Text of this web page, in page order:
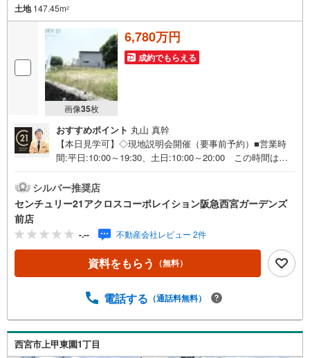
土地147.45m2
画像35枚
6,780万円
成約でもらえる
おすすめポイント 丸山 真幹
【本日見学可】◇現地説明会開催（要事前予約）■営業時
間:平日:10:00～19:30、土日:10:00～20:00 この時間はお
近く商業施設や教育施設など整っており生活・子育て環境
良好な住環境です。＝＝＝＝＝センチュリー21アクロスグ
ループの3つの特徴＝＝＝＝＝＝■センチュリー21グループ
で26年連続No.1（1997年～2022年兵庫地区仲介実績） 西
宮・尼崎・伊丹・宝塚にて8店舗展開中。阪神間での購入や
売却は当店にお任せ下さい■お客様駐車場、キッズスペース
がございます。 8店舗すべて駅前にございますが、お車で
のお越しも大歓迎です。 お子様連れでもご安心くださ
い。■取り扱い物件多数ございます。 地域密着の当店では
2000万円台の新築戸建や、1000万円台の中古マンションを
始め多数物件を取り扱っています。Yahoo！不動産に掲載
しきれない物件もご紹介できます。お気軽にお問合せくだ
さい。弊社ホームページへは「C21アクロス」で検索！
シルバー推奨店
センチュリー21アクロスコーポレイション阪急西宮ガーデンズ
前店
-.-- 不動産会社レビュー 2件
資料をもらう （無料）
電話する （通話料無料）
西宮市上甲東園1丁目